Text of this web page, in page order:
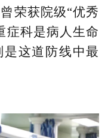
荣获院级“优秀
症科是病人生命
这道防线中最